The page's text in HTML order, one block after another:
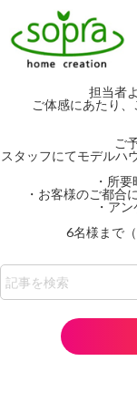
ZEHお
１
担当者
ご体感にあたり
ご
スタッフにてモデルハ
・所
・お客様のご都合
・ア
6名様まで